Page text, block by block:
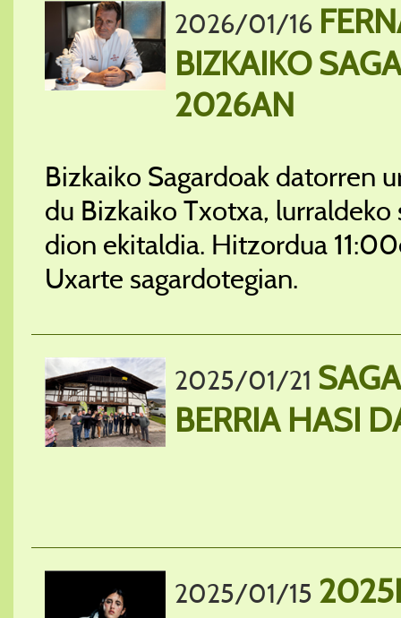
2026/01/16
BIZKAIKO
2026AN
Bizkaiko Sagardoak datorren
du Bizkaiko Txotxa,
dion ekitaldia. Hitzordua
Uxarte sagardotegian.
2025/01/21
BERRIA HASI
2025/01/15